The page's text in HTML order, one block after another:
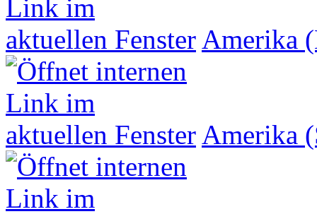
Amerika
Amerika